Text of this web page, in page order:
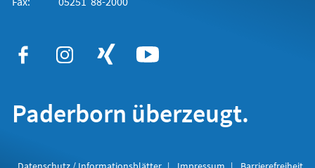
Paderborn überzeugt.